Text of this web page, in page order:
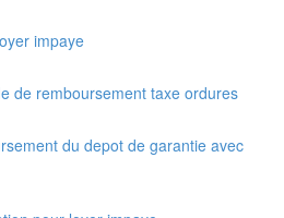
impaye
de remboursement taxe ordures
du depot de garantie avec